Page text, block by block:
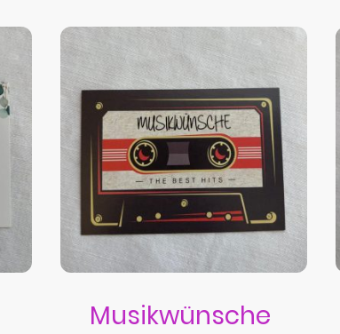
Musikwünsche